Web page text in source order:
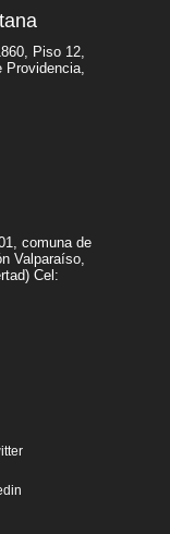
Piso 12,
Providencia,
comuna de
Valparaíso,
Cel: